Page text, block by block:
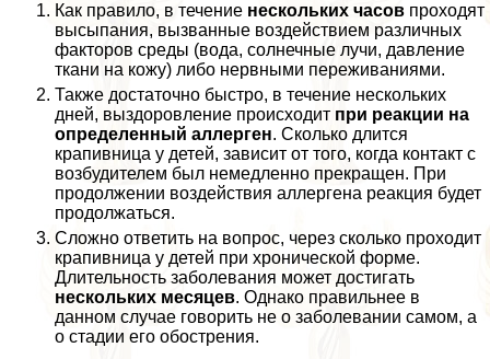
Как правило, в течение нескольких часов проходят
высыпания, вызванные воздействием различных
факторов среды (вода, солнечные лучи, давление
ткани на кожу) либо нервными переживаниями.
Также достаточно быстро, в течение нескольких
дней, выздоровление происходит при реакции на
определенный аллерген. Сколько длится
крапивница у детей, зависит от того, когда контакт с
возбудителем был немедленно прекращен. При
продолжении воздействия аллергена реакция будет
продолжаться.
Сложно ответить на вопрос, через сколько проходит
крапивница у детей при хронической форме.
Длительность заболевания может достигать
нескольких месяцев. Однако правильнее в
данном случае говорить не о заболевании самом, а
о стадии его обострения.